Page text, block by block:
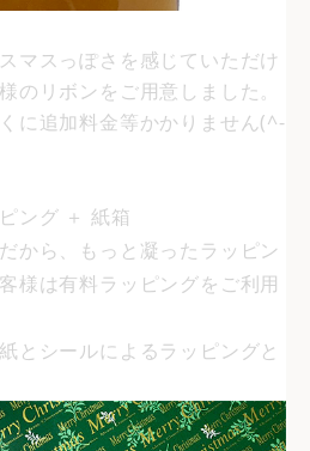
マスっぽさを感じていただけ
のリボンをご用意しました。
に追加料金等かかりません(^-
ング ＋ 紙箱
から、もっと凝ったラッピン
様は有料ラッピングをご利用
とシールによるラッピングと